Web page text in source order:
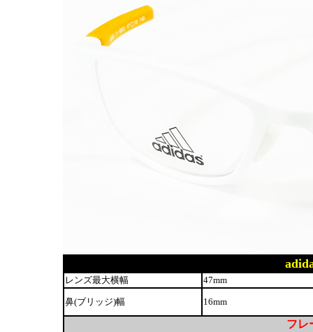
レンズ最大横幅 47mm
鼻(ブリッジ)幅 16mm
フレ